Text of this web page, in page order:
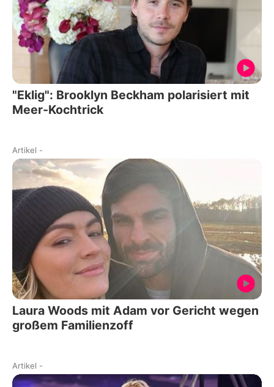
"Eklig": Brooklyn Beckham polarisiert mit
Meer-Kochtrick
Artikel -
Laura Woods mit Adam vor Gericht wegen
großem Familienzoff
Artikel -